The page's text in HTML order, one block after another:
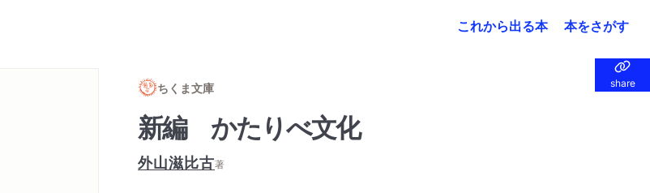
これから出る本 本をさがす
share
share
ちくま文庫
新編 かたりべ文化
外山滋比古著